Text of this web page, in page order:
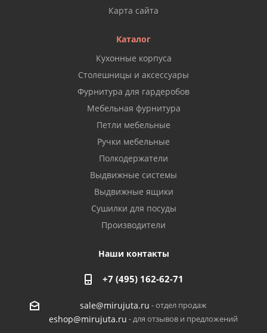
Карта сайта
Каталог
Кухонные корпуса
Столешницы и аксессуары
Фурнитура для гардеробов
Мебельная фурнитура
Петли мебельные
Ручки мебельные
Полкодержатели
Выдвижные системы
Выдвижные ящики
Сушилки для посуды
Производители
Наши контакты
+7 (495) 162-62-71
sale@mirujuta.ru - отдел продаж
eshop@mirujuta.ru - для отзывов и предложений